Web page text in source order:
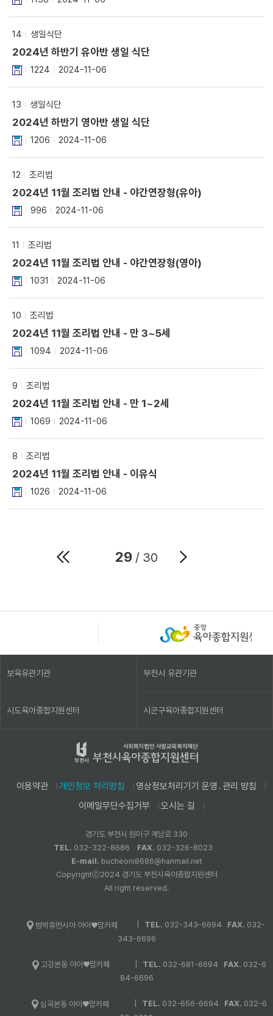
14 생일식단
2024년 하반기 유아반 생일 식단
1224 2024-11-06
13 생일식단
2024년 하반기 영아반 생일 식단
1206 2024-11-06
12 조리법
2024년 11월 조리법 안내 - 야간연장형(유아)
996 2024-11-06
11 조리법
2024년 11월 조리법 안내 - 야간연장형(영아)
1031 2024-11-06
10 조리법
2024년 11월 조리법 안내 - 만 3~5세
1094 2024-11-06
9 조리법
2024년 11월 조리법 안내 - 만 1~2세
1069 2024-11-06
8 조리법
2024년 11월 조리법 안내 - 이유식
1026 2024-11-06
29 / 30
보육유관기관 부천시 유관기관
시도육아종합지원센터 시군구육아종합지원센터
이용약관 개인정보 처리방침
영상정보처리기기 운영․관리 방침
이메일무단수집거부
오시는 길
경기도 부천시 원미구 계남로 330
TEL. 032-322-8686 FAX. 032-326-8023
E-mail. bucheoni8686@hanmail.net
Copyrightⓒ2024 경기도 부천시육아종합지원센터
All right reserved.
범박휴먼시아 아이♥맘카페 TEL. 032-343-6694 FAX. 032-
343-6696
고강본동 아이♥맘카페 TEL. 032-681-6694 FAX. 032-6
84-6696
심곡본동 아이♥맘카페 TEL. 032-656-6694 FAX. 032-6